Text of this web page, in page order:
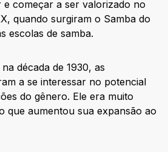
começar a ser valorizado no
quando surgiram o Samba do
escolas de samba.
década de 1930, as
a se interessar no potencial
do gênero. Ele era muito
que aumentou sua expansão ao